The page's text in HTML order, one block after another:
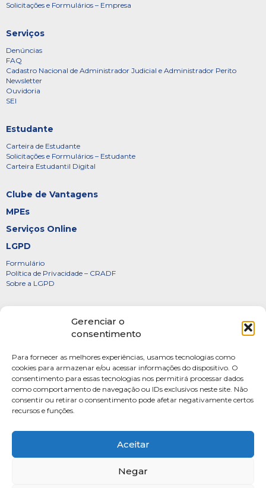
Gerenciar o
consentimento
Para fornecer as melhores experiências, usamos tecnologias como
cookies para armazenar e/ou acessar informações do dispositivo. O
consentimento para essas tecnologias nos permitirá processar dados
como comportamento de navegação ou IDs exclusivos neste site. Não
consentir ou retirar o consentimento pode afetar negativamente certos
recursos e funções.
Aceitar
Negar
Solicitações e Formulários – Empresa
Serviços
Denúncias
FAQ
Cadastro Nacional de Administrador Judicial e Administrador Perito
Newsletter
Ouvidoria
SEI
Estudante
Carteira de Estudante
Solicitações e Formulários – Estudante
Carteira Estudantil Digital
Clube de Vantagens
MPEs
Serviços Online
LGPD
Formulário
Política de Privacidade – CRADF
Sobre a LGPD
Diretoria
FOTOS
Webmail
Artigos
Escritores do Sistema